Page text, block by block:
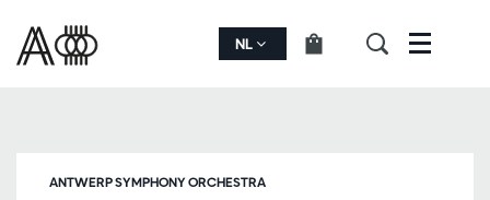
NL Menu
ANTWERP SYMPHONY ORCHESTRA